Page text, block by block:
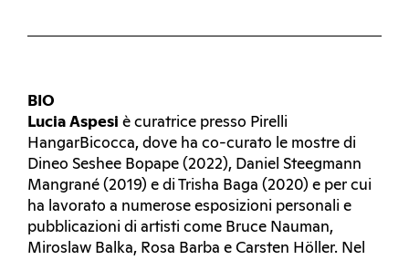
BIO
Lucia Aspesi è curatrice presso Pirelli
HangarBicocca, dove ha co-curato le mostre di
Dineo Seshee Bopape (2022), Daniel Steegmann
Mangrané (2019) e di Trisha Baga (2020) e per cui
ha lavorato a numerose esposizioni personali e
pubblicazioni di artisti come Bruce Nauman,
Miroslaw Balka, Rosa Barba e Carsten Höller. Nel